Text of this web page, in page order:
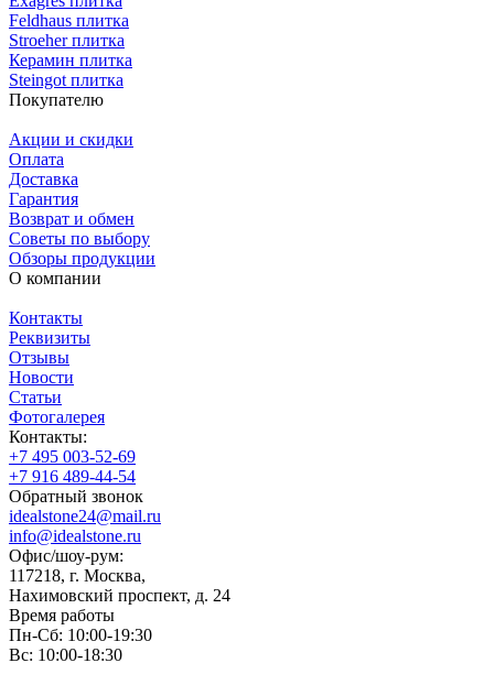
Feldhaus плитка
Stroeher плитка
Керамин плитка
Steingot плитка
Покупателю
Акции и скидки
Оплата
Доставка
Гарантия
Возврат и обмен
Советы по выбору
Обзоры продукции
О компании
Контакты
Реквизиты
Отзывы
Новости
Статьи
Фотогалерея
Контакты:
+7 495 003-52-69
+7 916 489-44-54
Обратный звонок
idealstone24@mail.ru
info@idealstone.ru
Офис/шоу-рум:
117218, г. Москва,
Нахимовский проспект, д. 24
Время работы
Пн-Сб: 10:00-19:30
Вс: 10:00-18:30